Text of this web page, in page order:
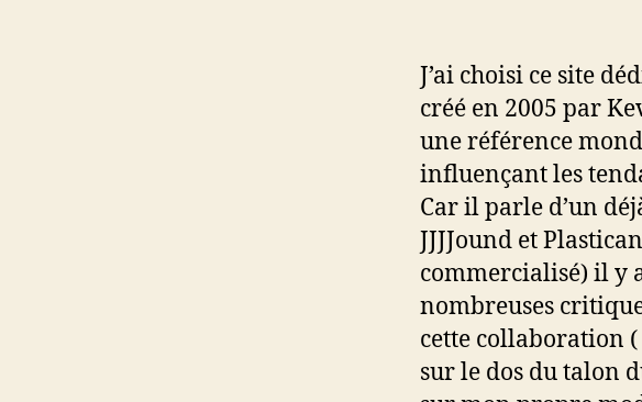
J’ai choisi ce site
créé en 2005 par
une référence
influençant les
Car il parle d’un
JJJJound et
commercialisé) il y
nombreuses
cette collaboration
sur le dos du talon